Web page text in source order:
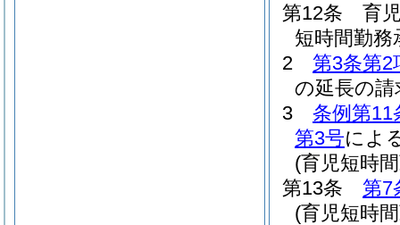
第12条
育
短時間勤務
2
第3条第2
の延長の
3
条例第11
第3号によ
(育児短時
第13条
第7
(育児短時